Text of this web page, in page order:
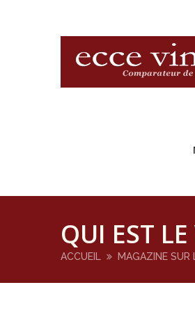
QUI EST
ACCUEIL MAGAZINE SUR